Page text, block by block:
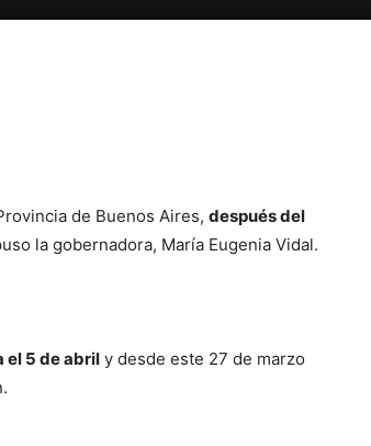
de Buenos Aires, después del
la gobernadora, María Eugenia Vidal.
el 5 de abril y desde este 27 de marzo